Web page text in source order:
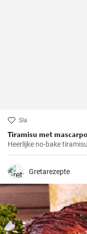
Sla
Tiramisu met
Heerlijke no-bake
Gretarezepte